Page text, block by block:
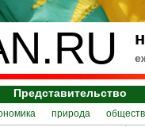
Представительство
природа